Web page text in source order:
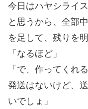
今日はハヤシライ
と思うから、全部
を足して、残りを
「なるほど」
「で、作ってくれ
発送はないけど、
いでしょ」